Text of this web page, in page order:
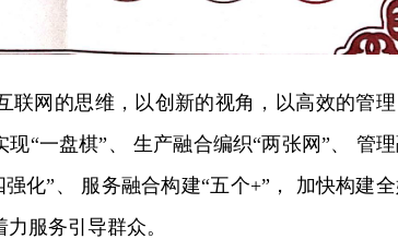
联网的思维，以创新的视角，以高效的管理
“一盘棋”、 生产融合编织“两张网”、 管
化”、 服务融合构建“五个+”， 加快构建
服务引导群众。